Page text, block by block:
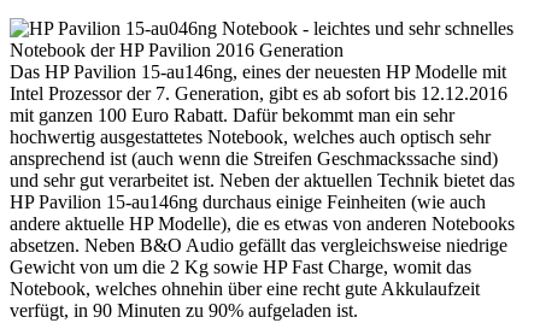
Das HP Pavilion 15-au146ng, eines der neuesten HP Modelle mit
Intel Prozessor der 7. Generation, gibt es ab sofort bis 12.12.2016
mit ganzen 100 Euro Rabatt. Dafür bekommt man ein sehr
hochwertig ausgestattetes Notebook, welches auch optisch sehr
ansprechend ist (auch wenn die Streifen Geschmackssache sind)
und sehr gut verarbeitet ist. Neben der aktuellen Technik bietet das
HP Pavilion 15-au146ng durchaus einige Feinheiten (wie auch
andere aktuelle HP Modelle), die es etwas von anderen Notebooks
absetzen. Neben B&O Audio gefällt das vergleichsweise niedrige
Gewicht von um die 2 Kg sowie HP Fast Charge, womit das
Notebook, welches ohnehin über eine recht gute Akkulaufzeit
verfügt, in 90 Minuten zu 90% aufgeladen ist.